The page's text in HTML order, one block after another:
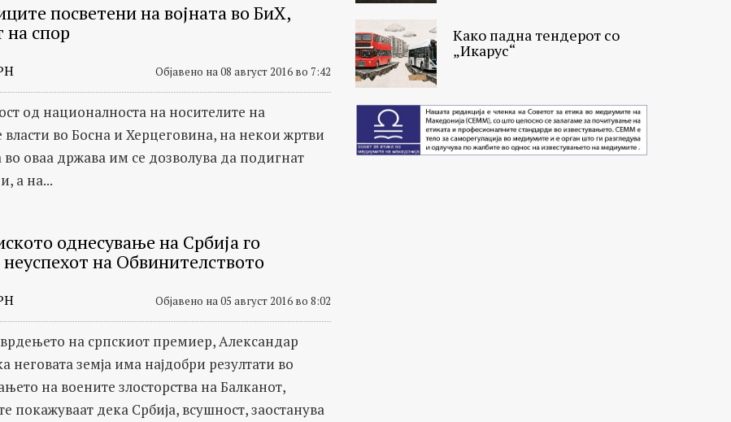
посветени на војната во БиХ,
на спор
Објавено на 08 август 2016 во 7:42
од националноста на носителите на
власти во Босна и Херцеговина, на некои жртви
во оваа држава им се дозволува да подигнат
а на...
однесување на Србија го
на Обвинителството
Објавено на 05 август 2016 во 8:02
на српскиот премиер, Александар
неговата земја има најдобри резултати во
на воените злосторства на Балканот,
покажуваат дека Србија, всушност, заостанува
Како падна тендерот со
„Икарус“